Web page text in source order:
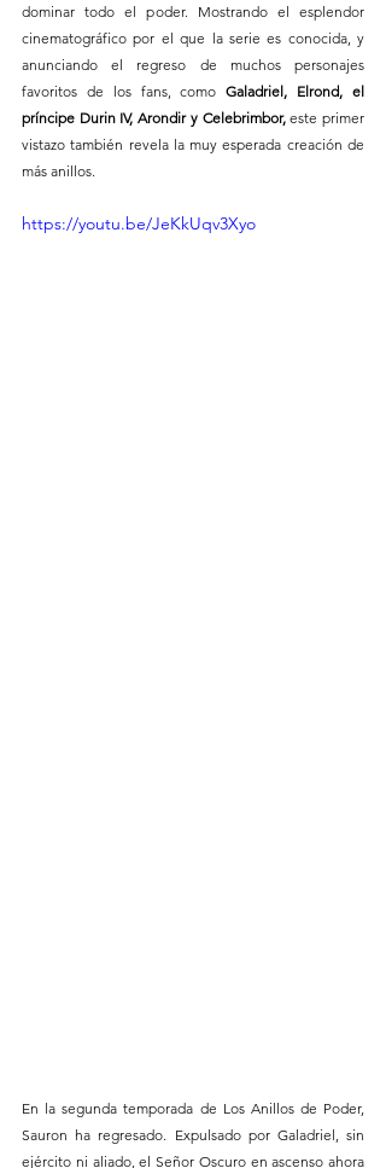
dominar todo el poder. Mostrando el esplendor
cinematográfico por el que la serie es conocida, y
anunciando el regreso de muchos personajes
favoritos de los fans, como Galadriel, Elrond, el
príncipe Durin IV, Arondir y Celebrimbor, este primer
vistazo también revela la muy esperada creación de
más anillos.
https://youtu.be/JeKkUqv3Xyo
En la segunda temporada de Los Anillos de Poder,
Sauron ha regresado. Expulsado por Galadriel, sin
ejército ni aliado, el Señor Oscuro en ascenso ahora